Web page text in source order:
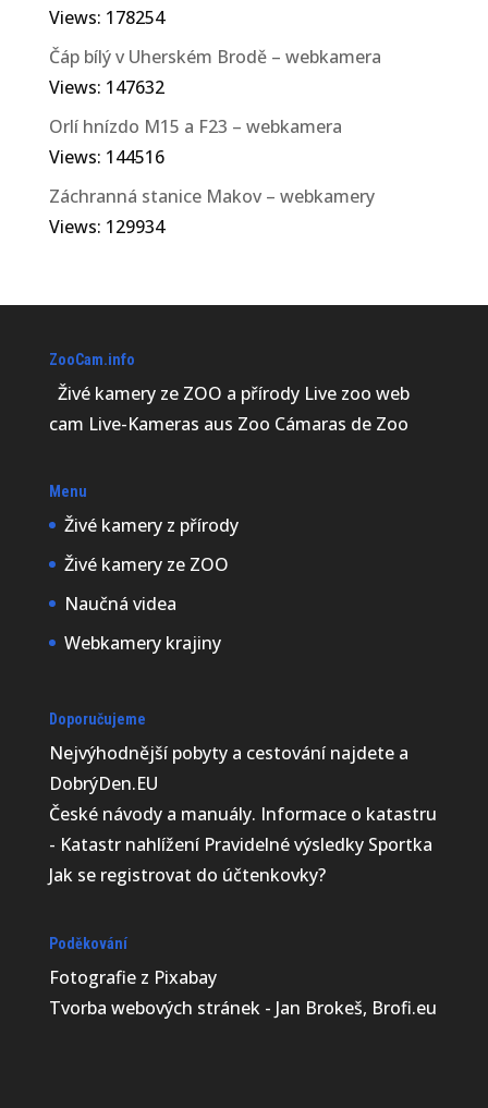
Views: 178254
Čáp bílý v Uherském Brodě – webkamera
Views: 147632
Orlí hnízdo M15 a F23 – webkamera
Views: 144516
Záchranná stanice Makov – webkamery
Views: 129934
ZooCam.info
Živé kamery ze ZOO a přírody Live zoo web
cam Live-Kameras aus Zoo Cámaras de Zoo
Menu
Živé kamery z přírody
Živé kamery ze ZOO
Naučná videa
Webkamery krajiny
Doporučujeme
Nejvýhodnější pobyty a cestování najdete a
DobrýDen.EU
České návodya manuály. Informace o katastru
- Katastr nahlíženíPravidelné výsledky Sportka
Jak se registrovat do účtenkovky?
Poděkování
Fotografie z Pixabay
Tvorba webových stránek - Jan Brokeš, Brofi.eu